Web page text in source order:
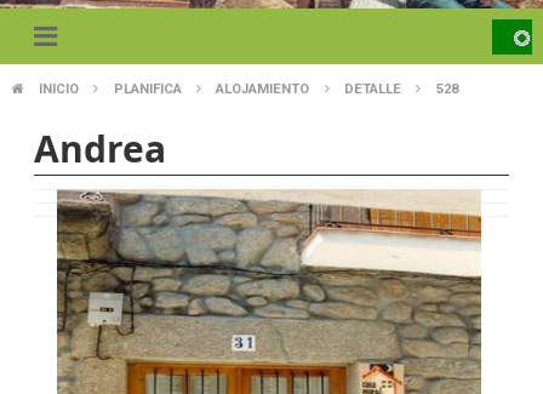
ENLACES
DE
AYUDA
INICIO PLANIFICA ALOJAMIENTO DETALLE 528
Andrea